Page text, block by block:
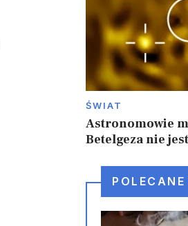
ŚWIAT
Astronomowie
Betelgeza nie
POLECANE